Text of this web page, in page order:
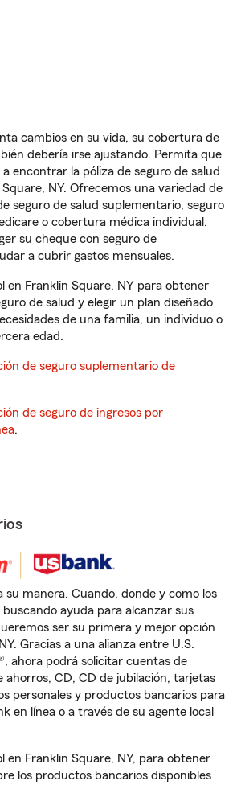
cambios en su vida, su cobertura de
debería irse ajustando. Permita que
encontrar la póliza de seguro de salud
NY. Ofrecemos una variedad de
seguro de salud suplementario, seguro
o cobertura médica individual.
su cheque con seguro de
a cubrir gastos mensuales.
en Franklin Square, NY para obtener
de salud y elegir un plan diseñado
de una familia, un individuo o
edad.
de seguro suplementario de
de seguro de ingresos por
.
su manera. Cuando, donde y como los
ayuda para alcanzar sus
ser su primera y mejor opción
Gracias a una alianza entre U.S.
ahora podrá solicitar cuentas de
ahorros, CD, CD de jubilación, tarjetas
personales y productos bancarios para
en línea o a través de su agente local
en Franklin Square, NY, para obtener
los productos bancarios disponibles